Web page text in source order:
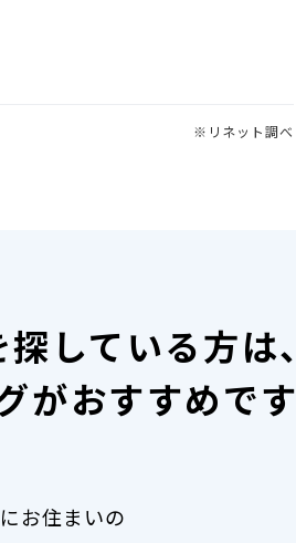
※リネット調べ
している方は、
がおすすめです
お住まいの